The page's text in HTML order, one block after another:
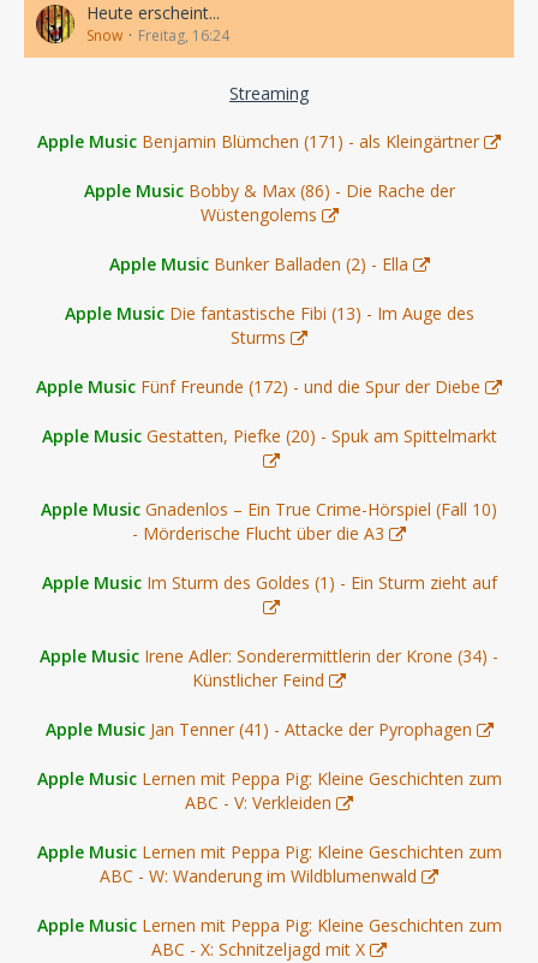
Heute erscheint...
Snow Freitag, 16:24
Streaming
Apple Music Benjamin Blümchen (171) - als Kleingärtner
Apple Music Bobby & Max (86) - Die Rache der
Wüstengolems
Apple Music Bunker Balladen (2) - Ella
Apple Music Die fantastische Fibi (13) - Im Auge des
Sturms
Apple Music Fünf Freunde (172) - und die Spur der Diebe
Apple Music Gestatten, Piefke (20) - Spuk am Spittelmarkt
Apple Music Gnadenlos – Ein True Crime-Hörspiel (Fall 10)
- Mörderische Flucht über die A3
Apple Music Im Sturm des Goldes (1) - Ein Sturm zieht auf
Apple Music Irene Adler: Sonderermittlerin der Krone (34) -
Künstlicher Feind
Apple Music Jan Tenner (41) - Attacke der Pyrophagen
Apple Music Lernen mit Peppa Pig: Kleine Geschichten zum
ABC - V: Verkleiden
Apple Music Lernen mit Peppa Pig: Kleine Geschichten zum
ABC - W: Wanderung im Wildblumenwald
Apple Music Lernen mit Peppa Pig: Kleine Geschichten zum
ABC - X: Schnitzeljagd mit X